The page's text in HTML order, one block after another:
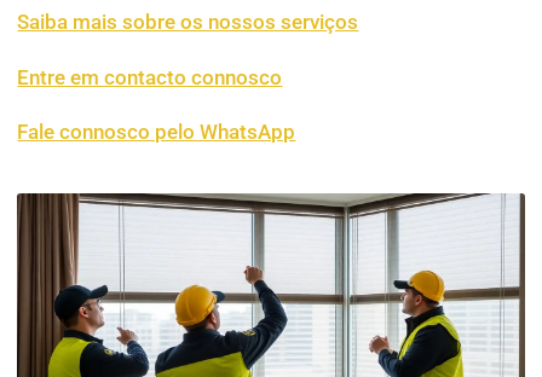
Saiba mais sobre os nossos serviços
Entre em contacto connosco
Fale connosco pelo WhatsApp